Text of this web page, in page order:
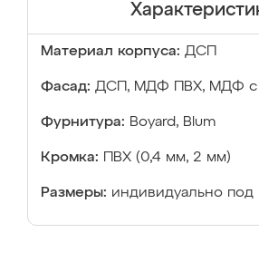
Материал корпуса: ДСП
Фасад: ДСП, МДФ ПВХ, МДФ с
Фурнитура: Boyard, Blum
Кромка: ПВХ (0,4 мм, 2 мм)
Размеры: индивидуально под